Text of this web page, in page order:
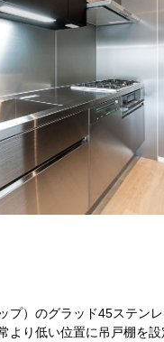
プ）のグラッド45ステン
より低い位置に吊戸棚を